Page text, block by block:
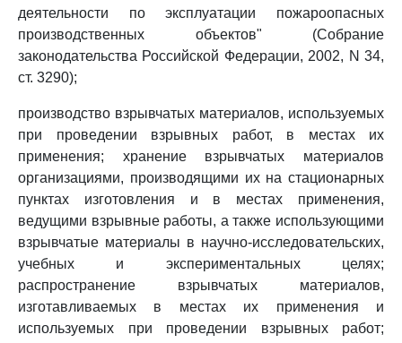
деятельности по эксплуатации пожароопасных
производственных объектов" (Собрание
законодательства Российской Федерации, 2002, N 34,
ст. 3290);
производство взрывчатых материалов, используемых
при проведении взрывных работ, в местах их
применения; хранение взрывчатых материалов
организациями, производящими их на стационарных
пунктах изготовления и в местах применения,
ведущими взрывные работы, а также использующими
взрывчатые материалы в научно-исследовательских,
учебных и экспериментальных целях;
распространение взрывчатых материалов,
изготавливаемых в местах их применения и
используемых при проведении взрывных работ;